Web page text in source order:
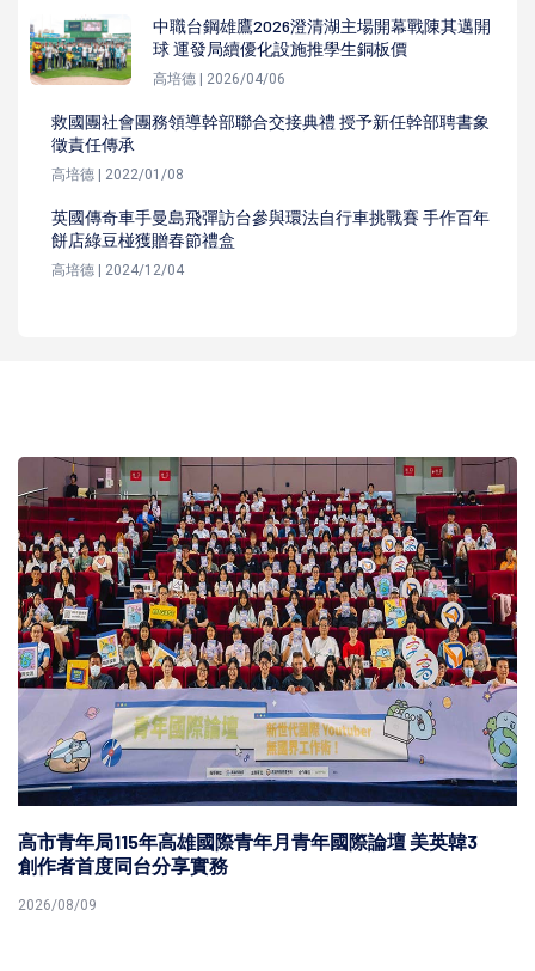
中職台鋼雄鷹2026澄清湖主場開幕戰陳其邁開
球 運發局續優化設施推學生銅板價
高培德 | 2026/04/06
救國團社會團務領導幹部聯合交接典禮 授予新任幹部聘書象
徵責任傳承
高培德 | 2022/01/08
英國傳奇車手曼島飛彈訪台參與環法自行車挑戰賽 手作百年
餅店綠豆椪獲贈春節禮盒
高培德 | 2024/12/04
高市青年局115年高雄國際青年月青年國際論壇 美英韓3
創作者首度同台分享實務
2026/08/09